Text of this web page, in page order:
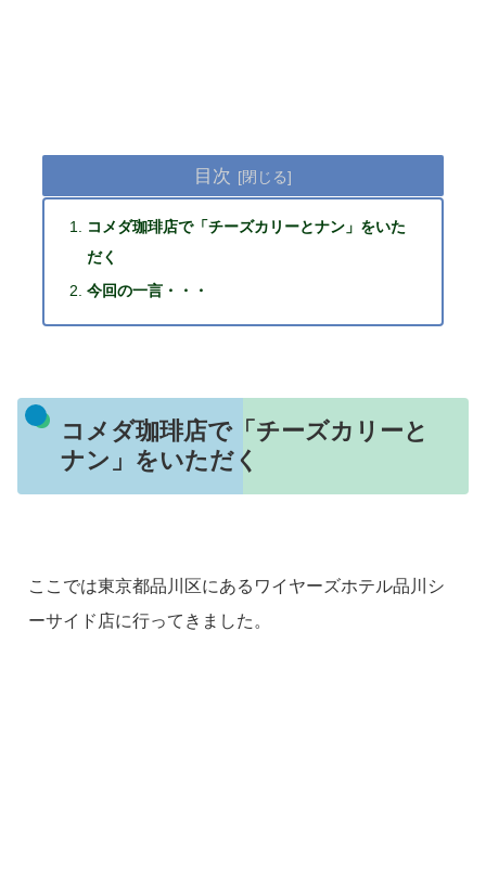
目次
コメダ珈琲店で「チーズカリーとナン」をいた
だく
今回の一言・・・
コメダ珈琲店で「チーズカリーと
ナン」をいただく
ここでは東京都品川区にあるワイヤーズホテル品川シ
ーサイド店に行ってきました。